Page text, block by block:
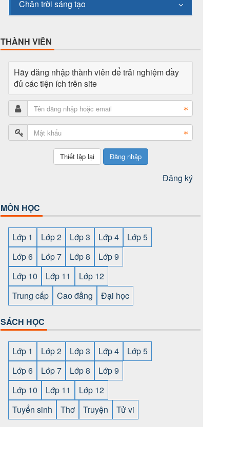
Chân trời sáng tạo
THÀNH VIÊN
Hãy đăng nhập thành viên để trải nghiệm đầy
đủ các tiện ích trên site
Đăng nhập
Đăng ký
MÔN HỌC
Lớp 1 Lớp 2 Lớp 3 Lớp 4
Lớp 5
Lớp 6
Lớp 7 Lớp 8
Lớp 9
Lớp 10
Lớp 11
Lớp 12
Trung cấp
Cao đẳng Đại học
SÁCH HỌC
Lớp 1 Lớp 2 Lớp 3 Lớp 4
Lớp 5
Lớp 6
Lớp 7 Lớp 8
Lớp 9
Lớp 10
Lớp 11
Lớp 12
Tuyển sinh
Thơ Truyện Tử vi